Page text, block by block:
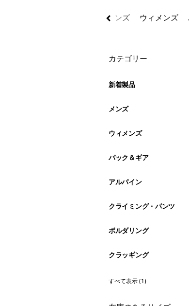
メンズ ウィメンズ
絞り込み
カテゴリー
新着製品
メンズ
ウィメンズ
パック＆ギア
アルパイン
クライミング・パンツ
ボルダリング
クラッギング
すべて表示 (1)